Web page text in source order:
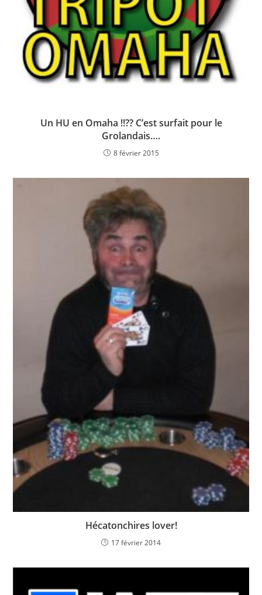
Un HU en Omaha !!?? C’est surfait pour le
Grolandais….
8 février 2015
Hécatonchires lover!
17 février 2014